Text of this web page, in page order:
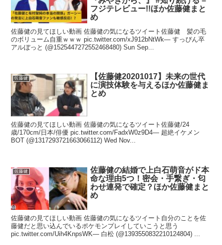
フジテレビュー!!ほか佐藤健まと
め
佐藤健の見てほしい動画 佐藤健の気になるツイート佐藤健 髪の毛
のボリューム自重ｗｗｗ pic.twitter.com/xJ912bNtWk— すっぴん卒
アルぼっと (@1525447272552468480) Sun Sep...
佐藤健
【佐藤健20201017】未来の世代
に演技体験を与えるほか佐藤健ま
とめ
佐藤健の見てほしい動画 佐藤健の気になるツイート佐藤健/24
歳/170cm/日本/俳優 pic.twitter.com/FadxW0z9D4— 超絶イケメン
BOT (@1317293721663066112) Wed Nov...
佐藤健
佐藤健の結婚で上白石萌音がド本
命な理由5つ！密会・手繋ぎ・匂
わせ連発で確定？ほか佐藤健まと
め
佐藤健の見てほしい動画 佐藤健の気になるツイート自分のことを佐
藤健だと思い込んでいるポケモンプレイしていこうと思う
pic.twitter.com/Uih4KnpsWK— 白松 (@1393550832210124804) ...